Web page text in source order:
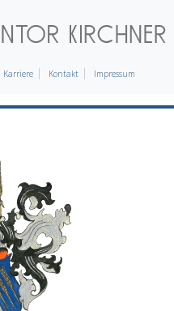
Karriere Kontakt Impressum